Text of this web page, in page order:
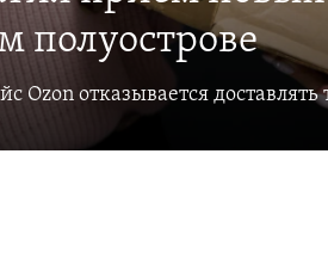
полуострове
Ozon отказывается доставлять